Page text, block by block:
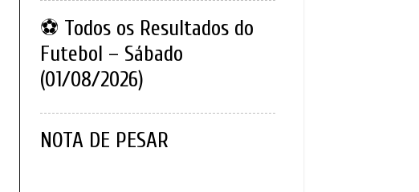
⚽ Todos os Resultados do
Futebol – Sábado
(01/08/2026)
NOTA DE PESAR